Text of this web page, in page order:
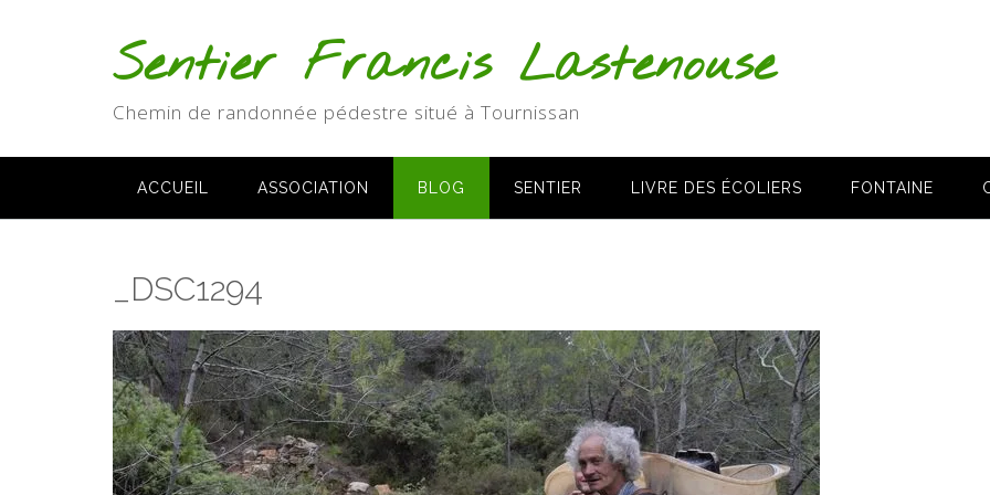
Sentier Francis Lastenouse
Chemin de randonnée pédestre situé à Tournissan
ACCUEIL ASSOCIATION BLOG SENTIER LIVRE DES ÉCOLIERS FONTAINE
_DSC1294